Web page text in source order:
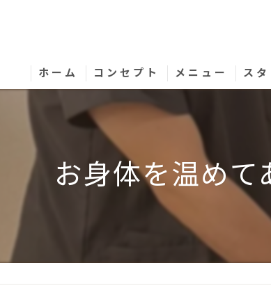
ホーム コンセプト メニュー ス
お身体を温めて